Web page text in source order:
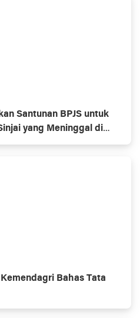
Santunan BPJS untuk
yang Meninggal di
Bahas Tata